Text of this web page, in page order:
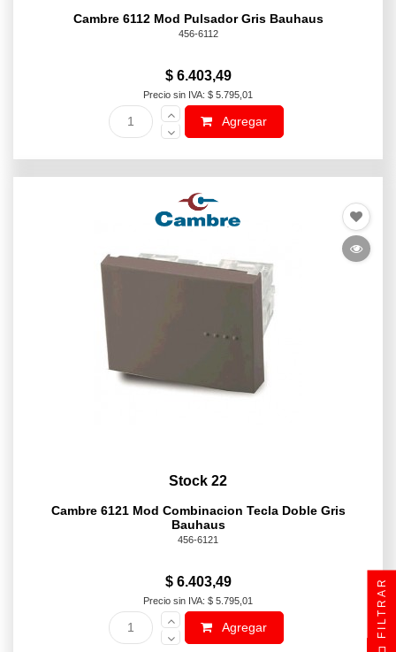
Cambre 6112 Mod Pulsador Gris Bauhaus
456-6112
$ 6.403,49
Precio sin IVA: $ 5.795,01
Agregar
Stock 22
Cambre 6121 Mod Combinacion Tecla Doble Gris
Bauhaus
456-6121
$ 6.403,49
Precio sin IVA: $ 5.795,01
Agregar FILTRAR